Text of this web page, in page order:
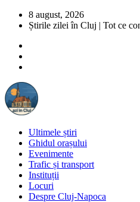
8 august, 2026
Știrile zilei în Cluj | Tot ce
Ultimele știri
Ghidul orașului
Evenimente
Trafic și transport
Instituții
Locuri
Despre Cluj-Napoca